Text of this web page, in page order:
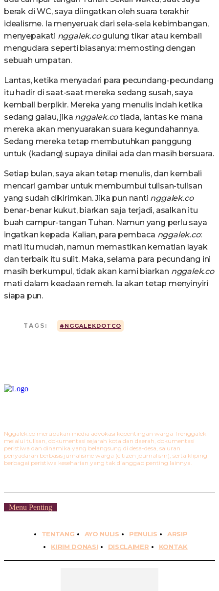
berak di WC, saya diingatkan oleh suara terakhir
idealisme. Ia menyeruak dari sela-sela kebimbangan,
menyepakati nggalek.cogulung tikar atau kembali
mengudara seperti biasanya: memosting dengan
sebuah umpatan.
Lantas, ketika menyadari para pecundang-pecundang
itu hadir di saat-saat mereka sedang susah, saya
kembali berpikir. Mereka yang menulis indah ketika
sedang galau, jika nggalek.cotiada, lantas ke mana
mereka akan menyuarakan suara kegundahannya.
Sedang mereka tetap membutuhkan panggung
untuk (kadang) supaya dinilai ada dan masih bersuara.
Setiap bulan, saya akan tetap menulis, dan kembali
mencari gambar untuk membumbui tulisan-tulisan
yang sudah dikirimkan. Jika pun nanti nggalek.co
benar-benar kukut, biarkan saja terjadi, asalkan itu
buah campur-tangan Tuhan. Namun yang perlu saya
ingatkan kepada Kalian, para pembaca nggalek.co:
mati itu mudah, namun memastikan kematian layak
dan terbaik itu sulit. Maka, selama para pecundang ini
masih berkumpul, tidak akan kami biarkan nggalek.co
mati dalam keadaan remeh. Ia akan tetap menyinyiri
siapa pun.
TAGS: #NGGALEKDOTCO
Nggalek.co merupakan media advokasi kepentingan warga Trenggalek
melalui tulisan, dokumentasi sejarah kota dan daerah, dokumentasi
peristiwa dan dinamika yang belangsung di desa-desa, saluran
penyadaran berbasis jurnalisme warga (citizen journalism), serta kliping
berbagai peristiwa keseharian yang tak dianggap penting lainnya.
Menu Penting
TENTANG AYO NULIS PENULIS
ARSIP
KIRIM DONASI
DISCLAIMER KONTAK